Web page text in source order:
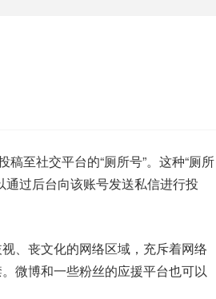
至社交平台的“厕所号”。这种“厕所
过后台向该账号发送私信进行投
、丧文化的网络区域，充斥着网络
微博和一些粉丝的应援平台也可以